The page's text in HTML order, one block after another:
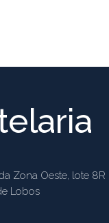
Zona Oeste, lote 8R
Lobos